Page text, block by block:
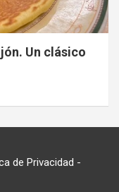
Un clásico
de Privacidad -